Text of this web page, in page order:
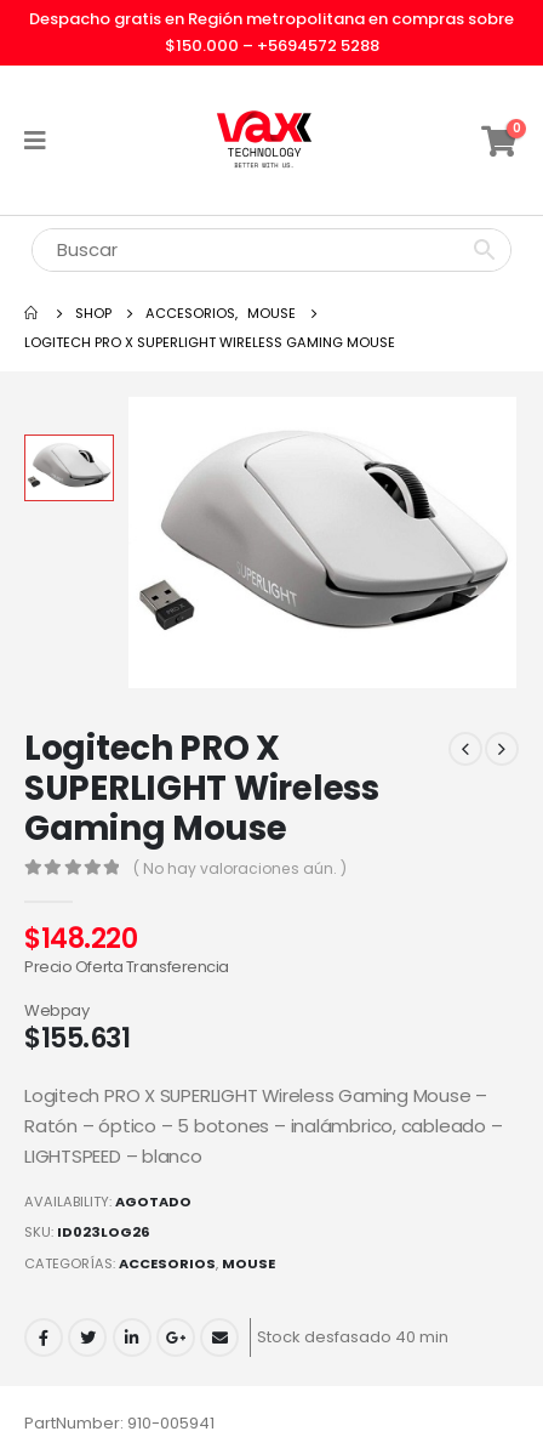
Despacho gratis en Región metropolitana en compras sobre
$150.000 – +5694572 5288
0
SHOP ACCESORIOS, MOUSE
LOGITECH PRO X SUPERLIGHT WIRELESS GAMING MOUSE
Logitech PRO X
SUPERLIGHT Wireless
Gaming Mouse
( No hay valoraciones aún. )
$148.220
Precio Oferta Transferencia
$155.631
Webpay
Logitech PRO X SUPERLIGHT Wireless Gaming Mouse –
Ratón – óptico – 5 botones – inalámbrico, cableado –
LIGHTSPEED – blanco
AVAILABILITY:AGOTADO
SKU: ID023LOG26
CATEGORÍAS:ACCESORIOS, MOUSE
Stock desfasado 40 min
PartNumber: 910-005941